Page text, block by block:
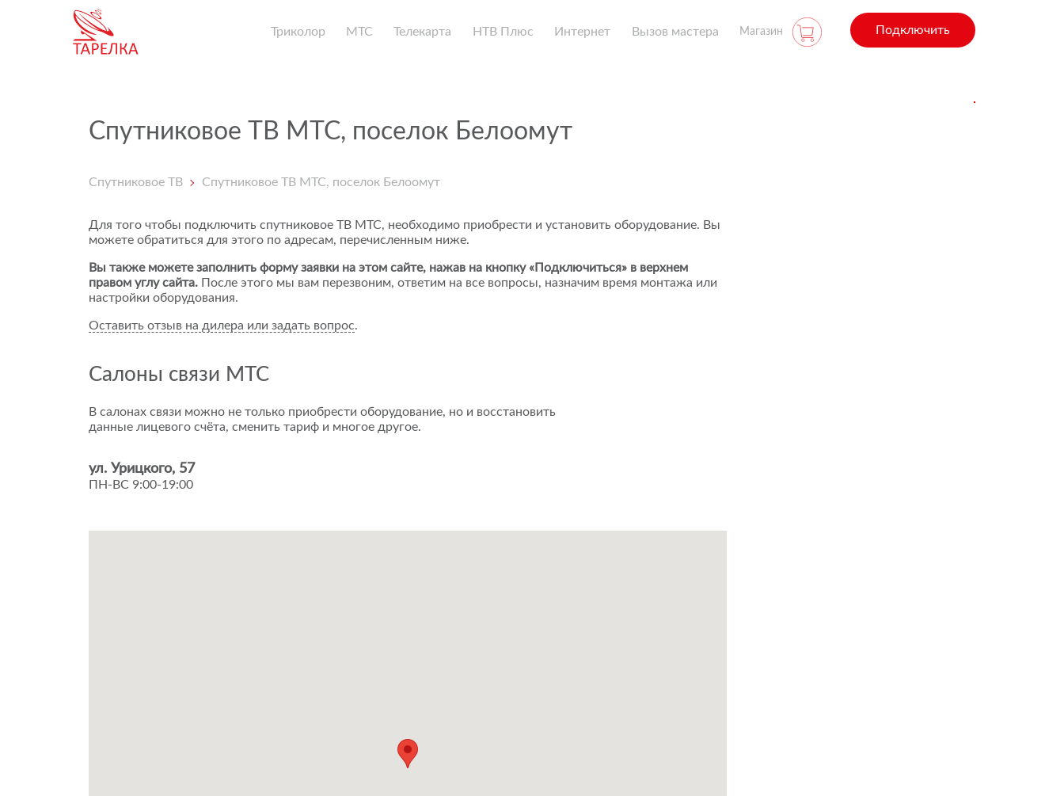
Триколор МТС Телекарта НТВ Плюс Интернет Вызов мастера Магазин Подключить
Спутниковое ТВ МТС, поселок Белоомут
Спутниковое ТВ Спутниковое ТВ МТС, поселок Белоомут
Для того чтобы подключить спутниковое ТВ МТС, необходимо приобрести и установить оборудование. Вы
можете обратиться для этого по адресам, перечисленным ниже.
Вы также можете заполнить форму заявки на этом сайте, нажав на кнопку «Подключиться» в верхнем
правом углу сайта. После этого мы вам перезвоним, ответим на все вопросы, назначим время монтажа или
настройки оборудования.
Оставить отзыв на дилера или задать вопрос.
Салоны связи МТС
В салонах связи можно не только приобрести оборудование, но и восстановить
данные лицевого счёта, сменить тариф и многое другое.
ул. Урицкого, 57
ПН-ВС 9:00-19:00